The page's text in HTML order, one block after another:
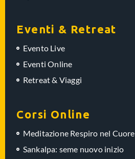
Eventi & Retreat
Evento Live
Eventi Online
Retreat & Viaggi
Corsi Online
Meditazione Respiro nel Cuore
Sankalpa: seme nuovo inizio